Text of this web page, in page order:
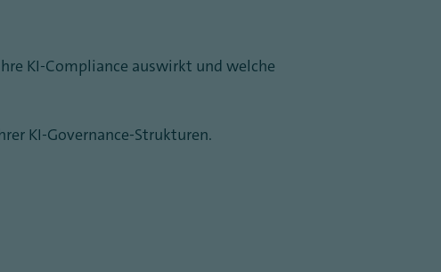
KI-Compliance auswirkt und welche
KI-Governance-Strukturen.